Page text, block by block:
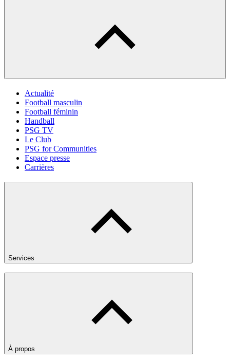
Actualité
Football masculin
Football féminin
Handball
PSG TV
Le Club
PSG for Communities
Espace presse
Carrières
Services
À propos